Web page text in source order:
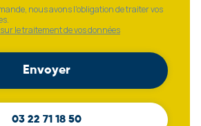
nous avons l'obligation de traiter vos
le traitement de vos données
03 22 71 18 50